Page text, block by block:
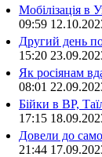
Мобілізація в
09:59
Другий день
15:20
Як росіянам
08:01
Бійки в ВР,
17:15
Довели до
21:44